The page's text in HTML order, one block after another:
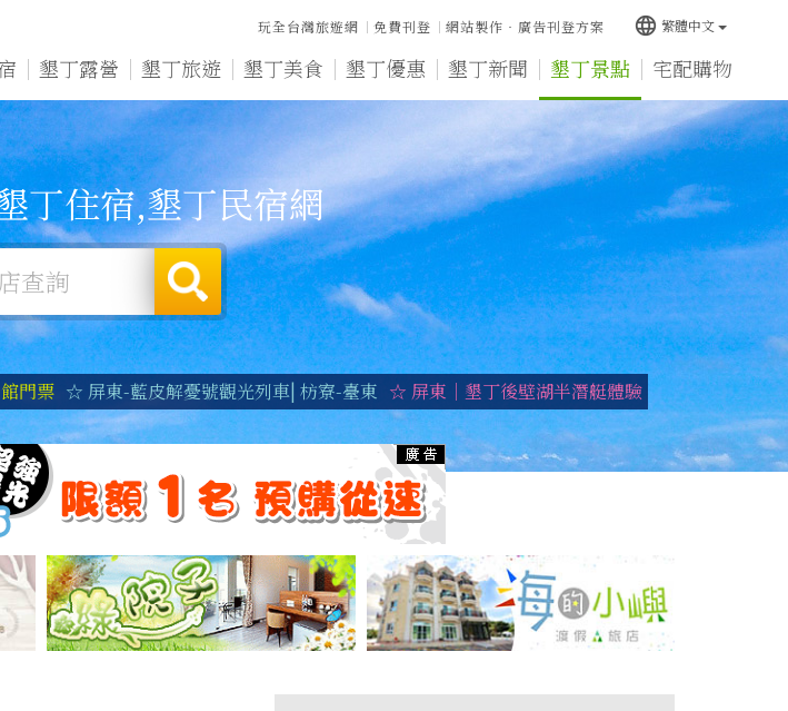
墾丁露營 墾丁旅遊 墾丁美食 墾丁優惠 墾丁新聞 墾丁景點 宅配購物
玩全台灣旅遊網 免費刊登 網站製作‧廣告刊登方案 language 繁體中文
丁住宿,墾丁民宿網
門票 ☆ 屏東-藍皮解憂號觀光列車| 枋寮-臺東 ☆ 屏東｜墾丁後壁湖半潛艇體驗